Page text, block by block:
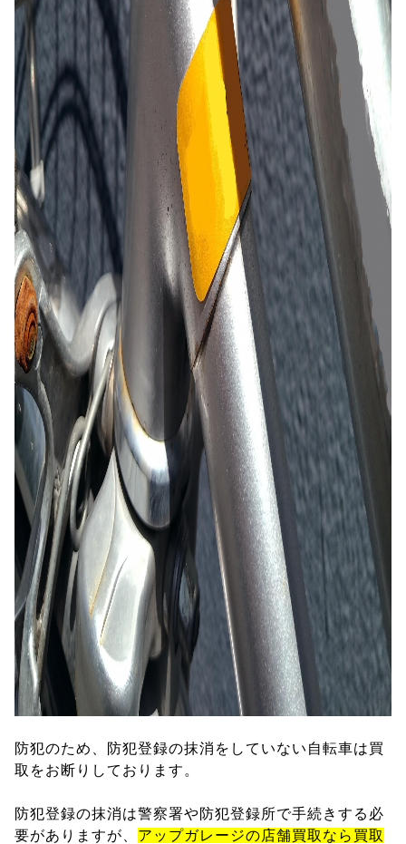
防犯のため、防犯登録の抹消をしていない自転車は買
取をお断りしております。
防犯登録の抹消は警察署や防犯登録所で手続きする必
要がありますが、 アップガレージの店舗買取なら買取